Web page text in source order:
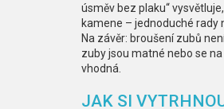
úsměv bez plaku“
kamene – jednoduché rady
Na závěr: broušení zubů
zuby jsou matné nebo se
vhodná.
JAK SI